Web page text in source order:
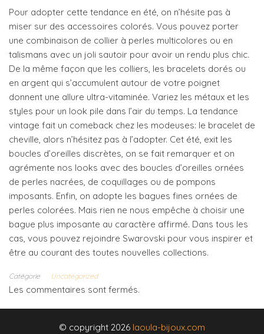
Pour adopter cette tendance en été, on n’hésite pas à
miser sur des accessoires colorés. Vous pouvez porter
une combinaison de collier à perles multicolores ou en
talismans avec un joli sautoir pour avoir un rendu plus chic.
De la même façon que les colliers, les bracelets dorés ou
en argent qui s’accumulent autour de votre poignet
donnent une allure ultra-vitaminée. Variez les métaux et les
styles pour un look pile dans l’air du temps. La tendance
vintage fait un comeback chez les modeuses: le bracelet de
cheville, alors n’hésitez pas à l’adopter. Cet été, exit les
boucles d’oreilles discrètes, on se fait remarquer et on
agrémente nos looks avec des boucles d’oreilles ornées
de perles nacrées, de coquillages ou de pompons
imposants. Enfin, on adopte les bagues fines ornées de
perles colorées. Mais rien ne nous empêche à choisir une
bague plus imposante au caractère affirmé. Dans tous les
cas, vous pouvez rejoindre Swarovski pour vous inspirer et
être au courant des toutes nouvelles collections.
Catégorie Uncategorized
Les commentaires sont fermés.
© copyright 2026 laoula-bijoux.com